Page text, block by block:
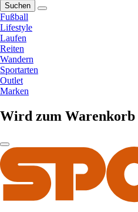
Suchen
Fußball
Lifestyle
Laufen
Reiten
Wandern
Sportarten
Outlet
Marken
Wird zum Warenkorb